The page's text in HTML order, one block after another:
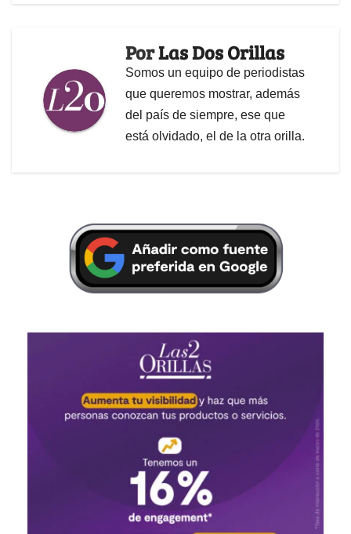
PorLas Dos Orillas
Somos un equipo de periodistas
que queremos mostrar, además
del país de siempre, ese que
está olvidado, el de la otra orilla.